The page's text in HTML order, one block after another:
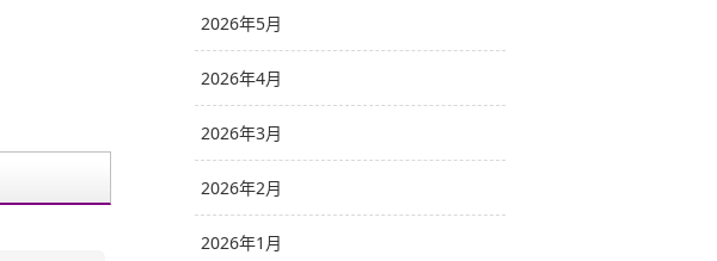
2026年5月
2026年4月
2026年3月
2026年2月
2026年1月